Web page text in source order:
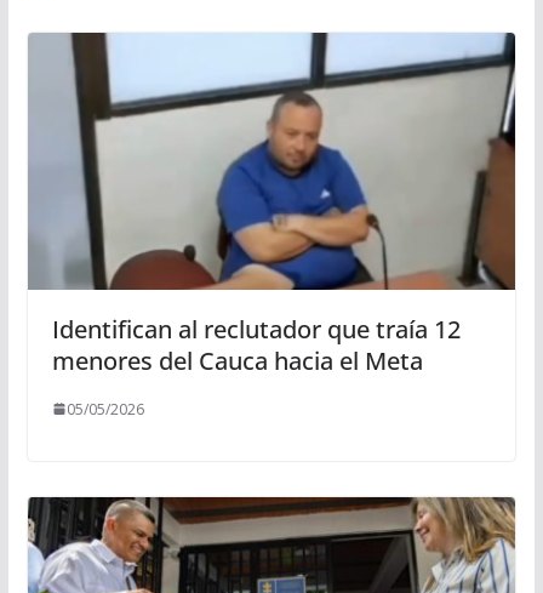
Identifican al reclutador que traía 12
menores del Cauca hacia el Meta
05/05/2026